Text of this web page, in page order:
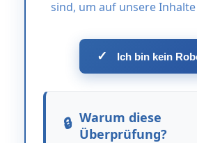
sind, um auf unsere
✓ Ich bin kein
Warum diese
Überprüfung?